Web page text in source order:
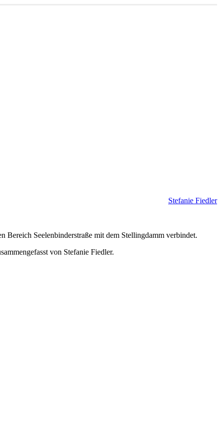
Stefanie Fiedler
Seelenbinderstraße mit dem Stellingdamm verbindet.
von Stefanie Fiedler.